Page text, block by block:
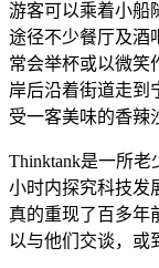
游客可以乘着小船
途径不少餐厅及酒
常会举杯或以微笑
岸后沿着街道走到
受一客美味的香辣
Thinktank是一所
小时内探究科技发
真的重现了百多年
以与他们交谈，或